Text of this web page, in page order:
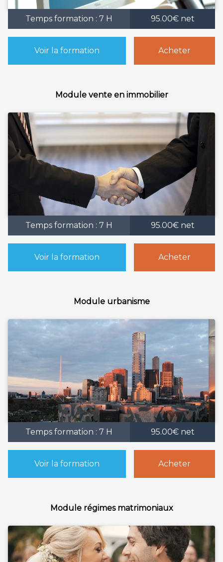
Temps formation : 7 H 95.00€ net
Voir la formation Acheter
Module vente en immobilier
Temps formation : 7 H 95.00€ net
Voir la formation Acheter
Module urbanisme
Temps formation : 7 H 95.00€ net
Voir la formation Acheter
Module régimes matrimoniaux